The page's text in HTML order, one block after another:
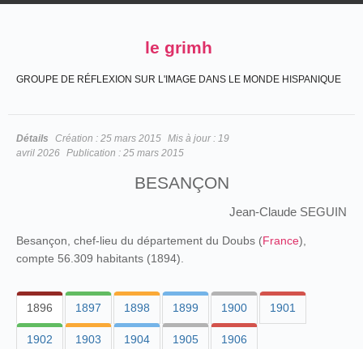
le grimh
GROUPE DE RÉFLEXION SUR L'IMAGE DANS LE MONDE HISPANIQUE
Détails Création : 25 mars 2015 Mis à jour : 19
avril 2026 Publication : 25 mars 2015
BESANÇON
Jean-Claude SEGUIN
Besançon, chef-lieu du département du Doubs (France),
compte 56.309 habitants (1894).
1896 1897 1898 1899 1900 1901
1902 1903 1904 1905 1906